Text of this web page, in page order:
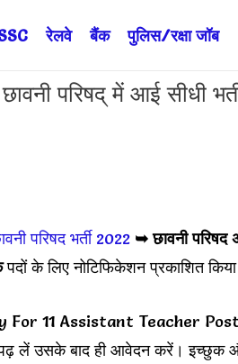
रेलवे बैंक पुलिस/रक्षा जॉब
परिषद् में आई सीधी
परिषद भर्ती 2022 ➥ छावनी परिषद
पदों के लिए नोटिफिकेशन प्रकाशित
For 11 Assistant Teacher
उसके बाद ही आवेदन करें। इच्छुक और